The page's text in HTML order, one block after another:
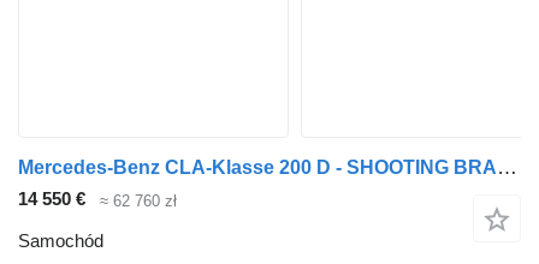
Mercedes-Benz CLA-Klasse 200 D - SHOOTING BRAKE + STANDKLIMA + NAVI
14 550 € ≈ 62 760 zł
Samochód